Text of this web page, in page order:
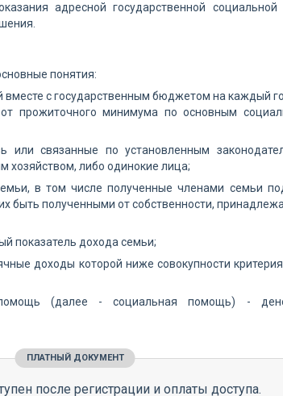
адресной государственной
понятия:
вместе с государственным бюджетом на каждый
прожиточного минимума по основным
связанные по установленным
либо одинокие лица;
в том числе полученные членами семьи
быть полученными от собственности,
показатель дохода семьи;
доходы которой ниже совокупности
помощь (далее - социальная помощь) -
ПЛАТНЫЙ ДОКУМЕНТ
после регистрации и оплаты доступа.